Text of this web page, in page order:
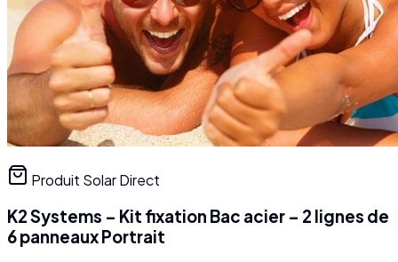
Produit Solar Direct
K2 Systems – Kit fixation Bac acier – 2 lignes de
6 panneaux Portrait